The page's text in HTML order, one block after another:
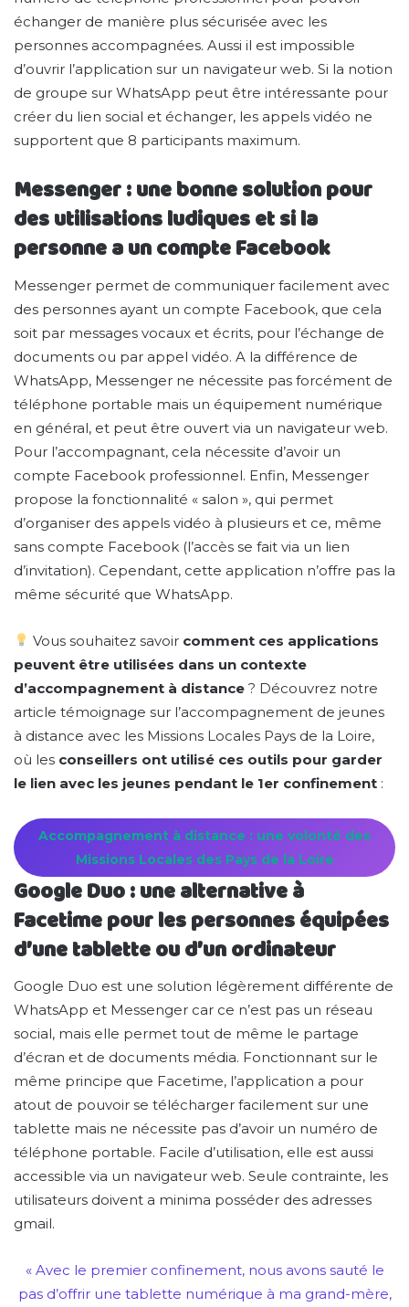
échanger de manière plus sécurisée avec les
personnes accompagnées. Aussi il est impossible
d’ouvrir l’application sur un navigateur web. Si la notion
de groupe sur WhatsApp peut être intéressante pour
créer du lien social et échanger, les appels vidéo ne
supportent que 8 participants maximum.
Messenger : une bonne solution pour
des utilisations ludiques et si la
personne a un compte Facebook
Messenger permet de communiquer facilement avec
des personnes ayant un compte Facebook, que cela
soit par messages vocaux et écrits, pour l’échange de
documents ou par appel vidéo. A la différence de
WhatsApp, Messenger ne nécessite pas forcément de
téléphone portable mais un équipement numérique
en général, et peut être ouvert via un navigateur web.
Pour l’accompagnant, cela nécessite d’avoir un
compte Facebook professionnel. Enfin, Messenger
propose la fonctionnalité « salon », qui permet
d’organiser des appels vidéo à plusieurs et ce, même
sans compte Facebook (l’accès se fait via un lien
d’invitation). Cependant, cette application n’offre pas la
même sécurité que WhatsApp.
Vous souhaitez savoir comment ces applications
peuvent être utilisées dans un contexte
d’accompagnement à distance ? Découvrez notre
article témoignage sur l’accompagnement de jeunes
à distance avec les Missions Locales Pays de la Loire,
où les conseillers ont utilisé ces outils pour garder
le lien avec les jeunes pendant le 1er confinement :
Accompagnement à distance : une volonté des
Missions Locales des Pays de la Loire
Google Duo : une alternative à
Facetime pour les personnes équipées
d’une tablette ou d’un ordinateur
Google Duo est une solution légèrement différente de
WhatsApp et Messenger car ce n’est pas un réseau
social, mais elle permet tout de même le partage
d’écran et de documents média. Fonctionnant sur le
même principe que Facetime, l’application a pour
atout de pouvoir se télécharger facilement sur une
tablette mais ne nécessite pas d’avoir un numéro de
téléphone portable. Facile d’utilisation, elle est aussi
accessible via un navigateur web. Seule contrainte, les
utilisateurs doivent a minima posséder des adresses
gmail.
« Avec le premier confinement, nous avons sauté le
pas d’offrir une tablette numérique à ma grand-mère,